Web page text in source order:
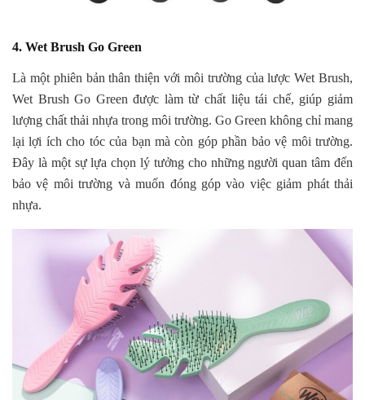
4. Wet Brush Go Green
Là một phiên bản thân thiện với môi trường của lược Wet Brush,
Wet Brush Go Green được làm từ chất liệu tái chế, giúp giảm
lượng chất thải nhựa trong môi trường. Go Green không chỉ mang
lại lợi ích cho tóc của bạn mà còn góp phần bảo vệ môi trường.
Đây là một sự lựa chọn lý tưởng cho những người quan tâm đến
bảo vệ môi trường và muốn đóng góp vào việc giảm phát thải
nhựa.